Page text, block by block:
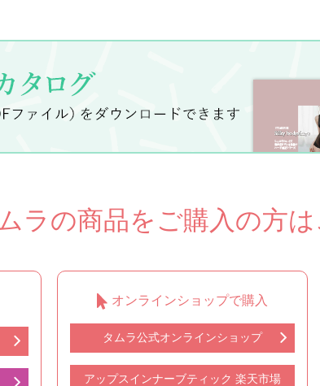
ラの商品をご購入の方は
オンラインショップで購入
タムラ公式オンラインショップ
アップスインナーブティック 楽天市場